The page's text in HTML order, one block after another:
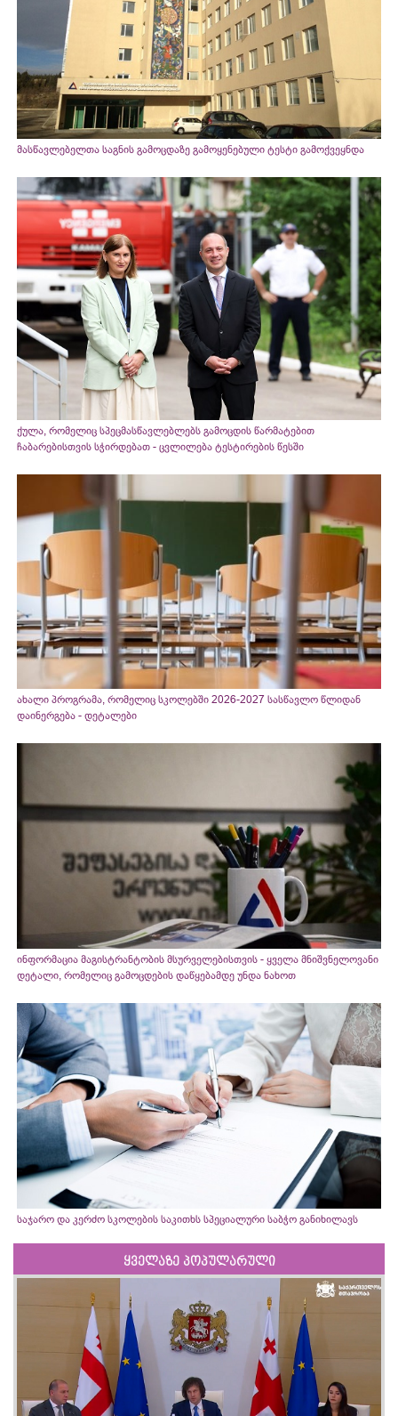
მასწავლებელთა საგნის გამოცდაზე გამოყენებული ტესტი გამოქვეყნდა
ქულა, რომელიც სპეცმასწავლებლებს გამოცდის წარმატებით
ჩაბარებისთვის სჭირდებათ - ცვლილება ტესტირების წესში
ახალი პროგრამა, რომელიც სკოლებში 2026-2027 სასწავლო წლიდან
დაინერგება - დეტალები
ინფორმაცია მაგისტრანტობის მსურველებისთვის - ყველა მნიშვნელოვანი
დეტალი, რომელიც გამოცდების დაწყებამდე უნდა ნახოთ
საჯარო და კერძო სკოლების საკითხს სპეციალური საბჭო განიხილავს
ყველაზე პოპულარული